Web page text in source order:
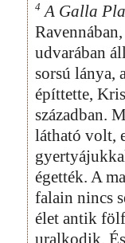
4 A Galla
udvarában
sorsú lánya,
építtette,
században.
látható volt,
égették. A
falain nincs
élet antik
uralkodik.